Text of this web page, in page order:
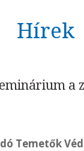
Hírek
a
Temetők